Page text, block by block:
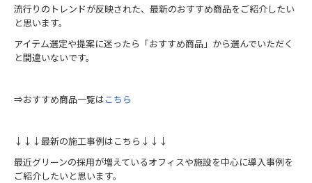
流行りのトレンドが反映された、最新のおすすめ商品をご紹介したい
と思います。
アイテム選定や提案に迷ったら「おすすめ商品」から選んでいただく
と間違いないです。
⇒おすすめ商品一覧はこちら
↓↓↓最新の施工事例はこちら↓↓↓
最近グリーンの採用が増えているオフィスや施設を中心に導入事例を
ご紹介したいと思います。